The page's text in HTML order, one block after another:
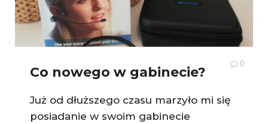
Co nowego w gabinecie?
0
Już od dłuższego czasu marzyło mi się
posiadanie w swoim gabinecie